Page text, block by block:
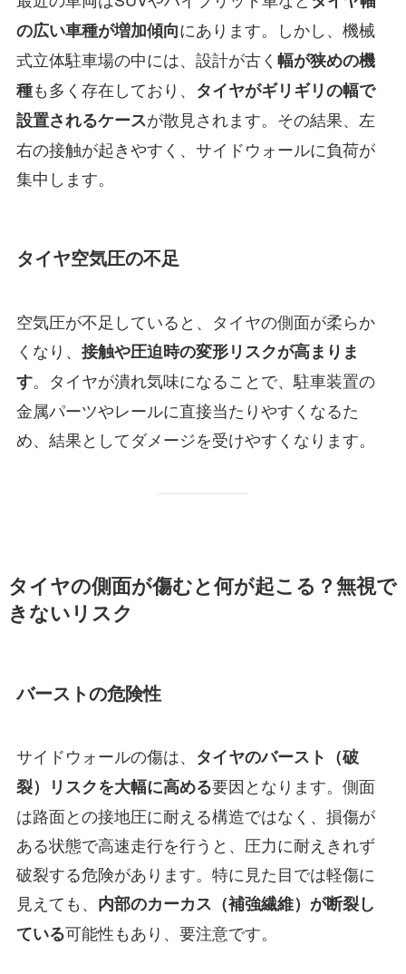
の広い車種が増加傾向にあります。しかし、機械
式立体駐車場の中には、設計が古く 幅が狭めの機
種も多く存在しており、 タイヤがギリギリの幅で
設置されるケースが散見されます。その結果、左
右の接触が起きやすく、サイドウォールに負荷が
集中します。
タイヤ空気圧の不足
空気圧が不足していると、タイヤの側面が柔らか
くなり、 接触や圧迫時の変形リスクが高まりま
す。タイヤが潰れ気味になることで、駐車装置の
金属パーツやレールに直接当たりやすくなるた
め、結果としてダメージを受けやすくなります。
タイヤの側面が傷むと何が起こる？無視で
きないリスク
バーストの危険性
サイドウォールの傷は、 タイヤのバースト（破
裂）リスクを大幅に高める要因となります。側面
は路面との接地圧に耐える構造ではなく、損傷が
ある状態で高速走行を行うと、圧力に耐えきれず
破裂する危険があります。特に見た目では軽傷に
見えても、 内部のカーカス（補強繊維）が断裂し
ている可能性もあり、要注意です。